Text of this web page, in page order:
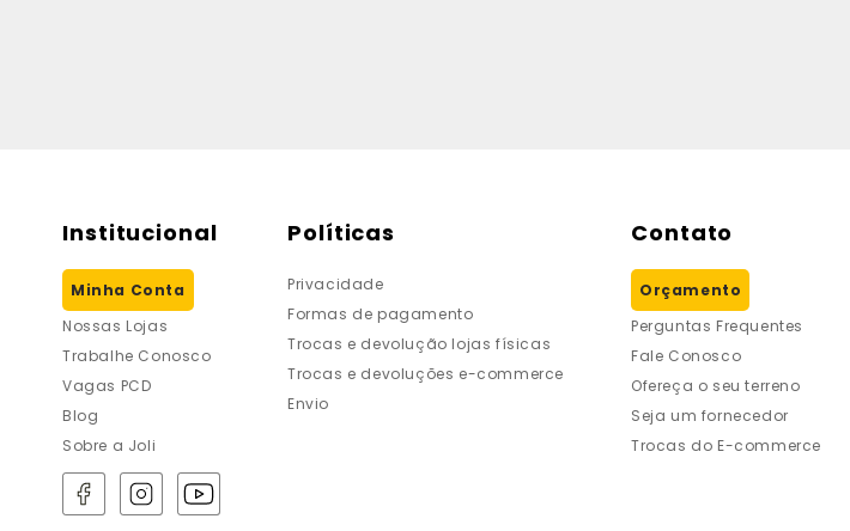
Institucional
Minha Conta
Nossas Lojas
Trabalhe Conosco
Vagas PCD
Blog
Sobre a Joli
Políticas
Privacidade
Formas de pagamento
Trocas e devolução lojas físicas
Trocas e devoluções e-commerce
Envio
Contato
Orçamento
Perguntas Frequentes
Fale Conosco
Ofereça o seu terreno
Seja um fornecedor
Trocas do E-commerce